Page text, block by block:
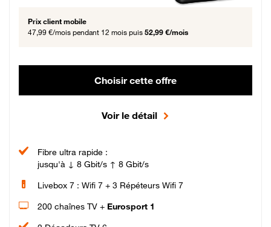
Prix client mobile
47,99 €/mois pendant 12 mois puis 52,99 €/mois
Choisir cette offre
Voir le détail
Fibre ultra rapide :
jusqu'à ↓ 8 Gbit/s ↑ 8 Gbit/s
Livebox 7 : Wifi 7 + 3 Répéteurs Wifi 7
200 chaînes TV + Eurosport 1